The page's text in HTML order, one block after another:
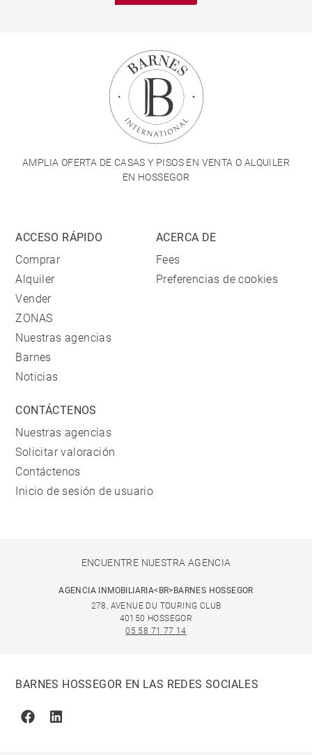
AMPLIA OFERTA DE CASAS Y PISOS EN VENTA O ALQUILER
EN HOSSEGOR
ACCESO RÁPIDO
Comprar
Alquiler
Vender
ZONAS
Nuestras agencias
Barnes
Noticias
ACERCA DE
Fees
Preferencias de cookies
CONTÁCTENOS
Nuestras agencias
Solicitar valoración
Contáctenos
Inicio de sesión de usuario
ENCUENTRE NUESTRA AGENCIA
AGENCIA INMOBILIARIA<BR>BARNES HOSSEGOR
278, AVENUE DU TOURING CLUB
40150 HOSSEGOR
05 58 71 77 14
BARNES HOSSEGOR EN LAS REDES SOCIALES
FacebookLinkedin